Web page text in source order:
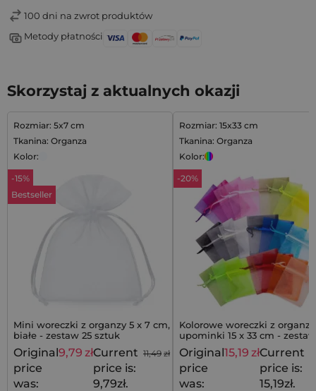
100 dni na zwrot produktów
Metody płatności
Skorzystaj z aktualnych okazji
Rozmiar: 5x7 cm
Tkanina: Organza
Kolor:
Bestseller
-15%
Mini woreczki z organzy 5 x 7 cm,
białe - zestaw 25 sztuk
11,49 zł
Original
price
was:
9,79 złCurrent
price is:
9,79zł.
Rozmiar: 15x33 cm
Tkanina: Organza
Kolor:
-20%
Kolorowe woreczki z
upominki 15 x 33 cm -
szt. mix kolorów
Original
price
was:
15,19 złCurrent
price is:
15,19zł.